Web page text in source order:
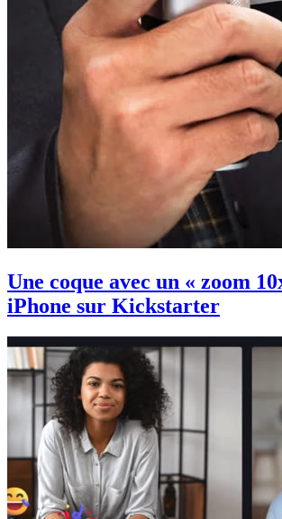
Une coque avec un « zoom
iPhone sur Kickstarter